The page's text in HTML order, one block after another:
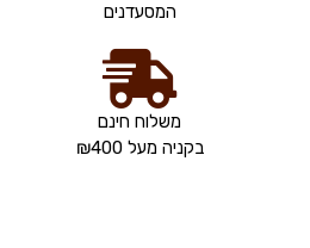
המסעדנים
משלוח חינם
בקניה מעל ₪400